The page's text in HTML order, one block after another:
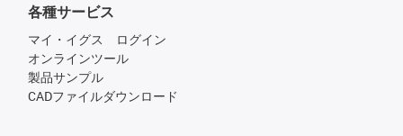
各種サービス
マイ・イグス ログイン
オンラインツール
製品サンプル
CADファイルダウンロード